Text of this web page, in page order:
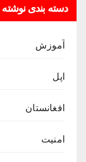
دسته بندی نوشته
آموزش
اپل
افغانستان
امنیت